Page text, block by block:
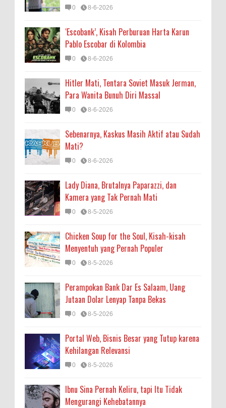
0 8-6-2026
‘Escobank’, Kisah Perburuan Harta Karun
Pablo Escobar di Kolombia
0 8-6-2026
Hitler Mati, Tentara Soviet Masuk Jerman,
Para Wanita Bunuh Diri Massal
0 8-6-2026
Sebenarnya, Kaskus Masih Aktif atau Sudah
Mati?
0 8-6-2026
Lady Diana, Brutalnya Paparazzi, dan
Kamera yang Tak Pernah Mati
0 8-5-2026
Chicken Soup for the Soul, Kisah-kisah
Menyentuh yang Pernah Populer
0 8-5-2026
Perampokan Bank Dar Es Salaam, Uang
Jutaan Dolar Lenyap Tanpa Bekas
0 8-5-2026
Portal Web, Bisnis Besar yang Tutup karena
Kehilangan Relevansi
0 8-5-2026
Ibnu Sina Pernah Keliru, tapi Itu Tidak
Mengurangi Kehebatannya